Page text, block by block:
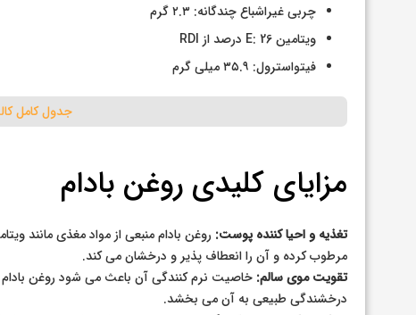
چربی غیراشباع چندگانه: ۲.۳ گرم
ویتامین E: 26 درصد از RDI
فیتواسترول: ۳۵.۹ میلی گرم
جدول کامل
مزایای کلیدی روغن بادام
تغذیه و احیا کننده پوست:
مرطوب کرده و آن را انعطاف پذیر و درخشان می کند.
تقویت موی سالم: خاصیت نرم کنندگی آن باعث می شود روغن
درخشندگی طبیعی به آن می بخشد.